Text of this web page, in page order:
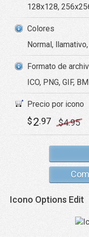
128x128,
Colores
Normal,
Formato de
ICO, PNG, GIF,
Precio por icono
$2.97 $4.95
Icono Options Edit